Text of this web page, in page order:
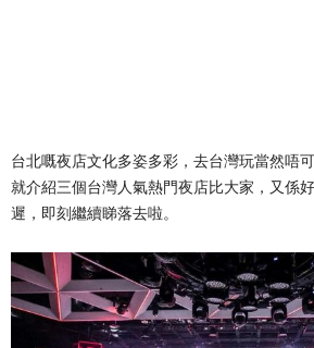
台北嘅夜店文化多姿多彩，去台灣玩當然唔
就介紹三個台灣人氣熱門夜店比大家，又係
遲，即刻繼續睇落去啦。